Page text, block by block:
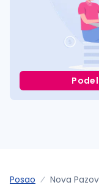
Posao Nova